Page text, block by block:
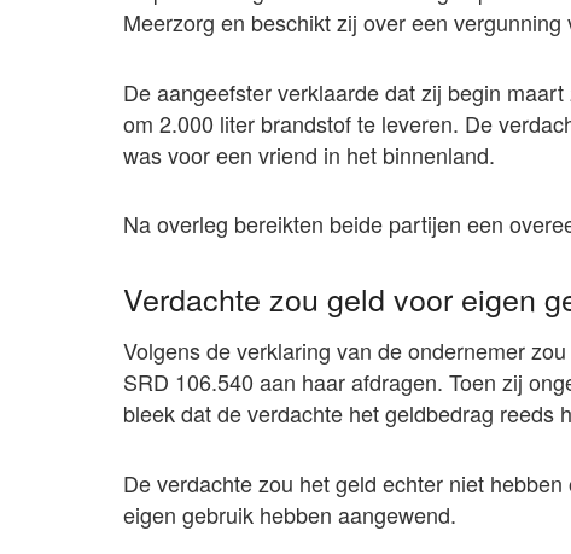
Meerzorg en beschikt zij over een
De aangeefster verklaarde dat zij begin
om 2.000 liter brandstof te leveren. De
was voor een vriend in het binnenland.
Na overleg bereikten beide partijen een
Verdachte zou geld voor eigen
Volgens de verklaring van de ondernemer
SRD 106.540 aan haar afdragen. Toen zij
bleek dat de verdachte het geldbedrag reeds
De verdachte zou het geld echter niet
eigen gebruik hebben aangewend.